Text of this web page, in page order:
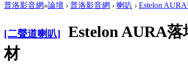
普洛影音網»論壇 › 普洛影音網 › 喇叭 › Estelon
[二聲道喇叭]
Estelon AURA
材